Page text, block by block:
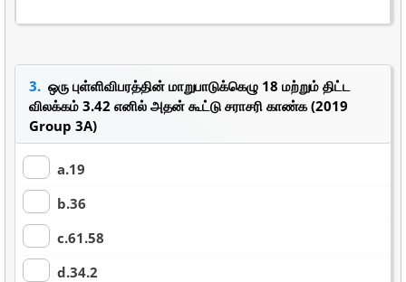
3. ஒரு புள்ளிவிபரத்தின் மாறுபாடுக்கெழு 18 மற்றும் திட்ட
விலக்கம் 3.42 எனில் அதன் கூட்டு சராசரி காண்க (2019
Group 3A)
a.19
b.36
c.61.58
d.34.2